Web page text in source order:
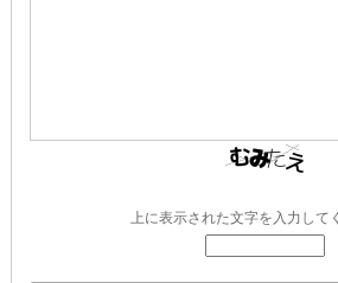
上に表示された文字を入力して